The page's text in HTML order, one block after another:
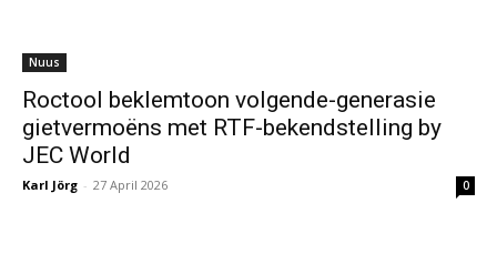
Nuus
Roctool beklemtoon volgende-generasie
gietvermoëns met RTF-bekendstelling by
JEC World
Karl Jörg - 27 April 2026 0